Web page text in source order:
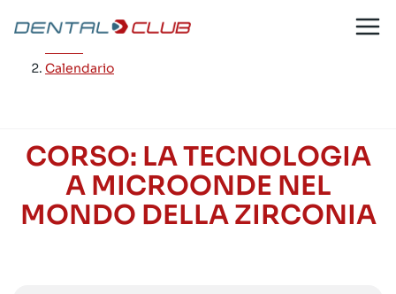
contenuto
Calendario
CORSO: LA TECNOLOGIA
A MICROONDE NEL
MONDO DELLA ZIRCONIA